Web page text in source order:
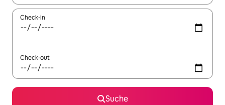
Check-in
Check-out
Suche